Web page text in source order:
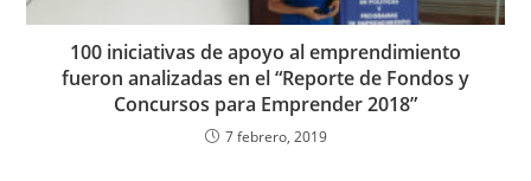
100 iniciativas de apoyo al emprendimiento
fueron analizadas en el “Reporte de Fondos y
Concursos para Emprender 2018”
7 febrero, 2019